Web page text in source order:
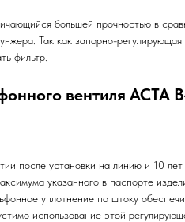
большей прочностью в
Так как запорно-
фильтр.
вентиля АСТА
установки на линию и 10 лет
указанного в паспорте
уплотнение по штоку
использование этой